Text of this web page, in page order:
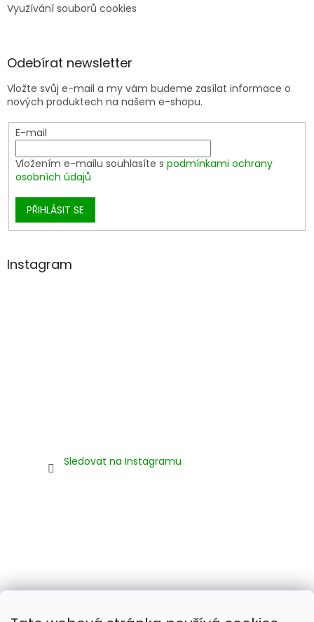
Využívání souborů cookies
Odebírat newsletter
Vložte svůj e-mail a my vám budeme zasílat informace o
nových produktech na našem e-shopu.
E-mail
Vložením e-mailu souhlasíte s podmínkami ochrany
osobních údajů
PŘIHLÁSIT SE
Instagram
Sledovat na Instagramu